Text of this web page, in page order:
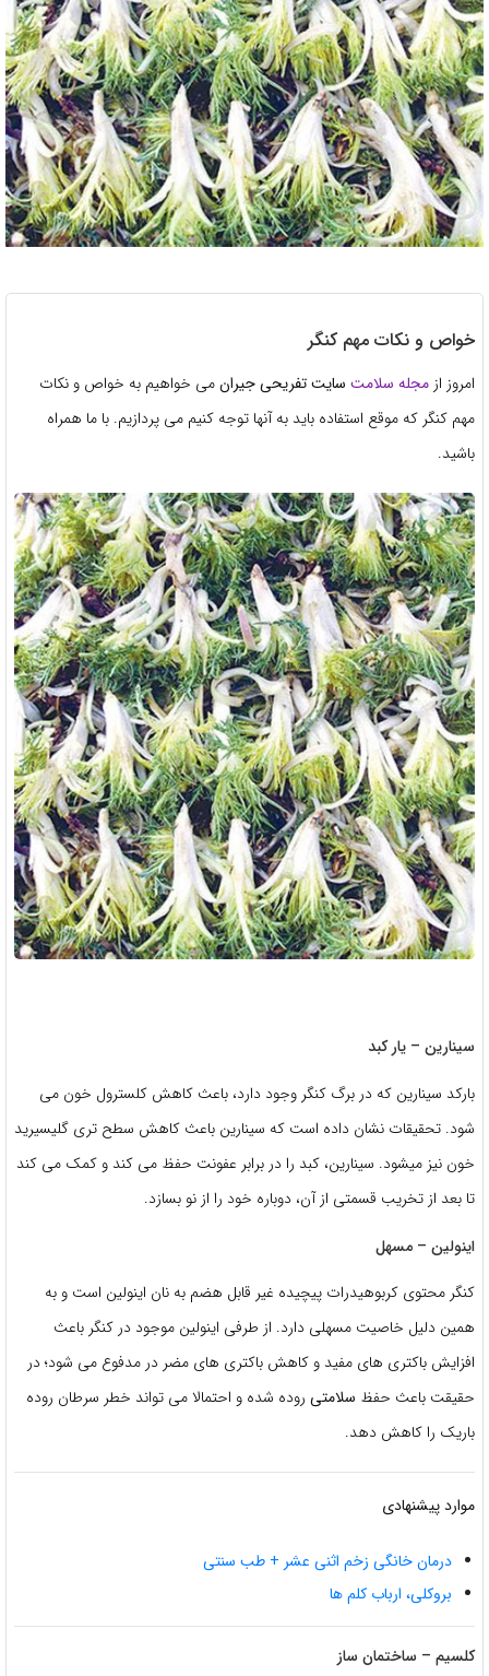
خواص و نکات مهم کنگر
امروز از مجله سلامت سایت تفریحی جیرانمی خواهیم به خواص و نکات
مهم کنگر که موقع استفاده باید به آنها توجه کنیم می پردازیم. با ما همراه
باشید.
سینارین – یار کبد
بارکد سینارین که در برگ کنگر وجود دارد، باعث کاهش کلسترول خون می
شود. تحقیقات نشان داده است که سینارین باعث کاهش سطح تری گلیسیرید
خون نیز میشود. سینارین، کبد را در برابر عفونت حفظ می کند و کمک می کند
تا بعد از تخریب قسمتی از آن، دوباره خود را از نو بسازد.
اینولین – مسهل
کنگر محتوی کربوهیدرات پیچیده غیر قابل هضم به نان اینولین است و به
همین دلیل خاصیت مسهلی دارد. از طرفی اینولین موجود در کنگر باعث
افزایش باکتری های مفید و کاهش باکتری های مضر در مدفوع می شود؛ در
حقیقت باعث حفظ سلامتی روده شده و احتمالا می تواند خطر سرطان روده
باریک را کاهش دهد.
موارد پیشنهادی
درمان خانگی زخم اثنی عشر + طب سنتی
بروکلی، ارباب کلم ها
کلسیم – ساختمان ساز